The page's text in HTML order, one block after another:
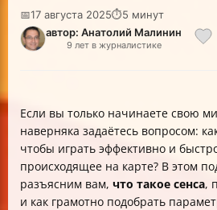
📅17 августа 2025⏱5 минут
автор: Анатолий Малинин
9 лет в журналистике
Если вы только начинаете свою
наверняка задаётесь вопросом:
чтобы играть эффективно и
происходящее на карте? В этом
разъясним вам, что такое сенса,
и как грамотно подобрать